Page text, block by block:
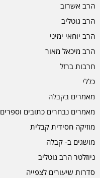
הרב אשרוב
הרב גוטליב
הרב יוחאי ימיני
הרב מיכאל מאור
חרבות ברזל
כללי
מאמרים בקבלה
מאמרים נבחרים כתובים וספרים
מוזיקה חסידית קבלית
מושגים ב- קבלה
ניוזלטר הרב גוטליב
סדרות שיעורים לצפייה